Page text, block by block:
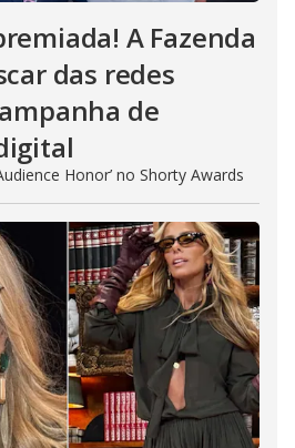
A Fazenda
das redes
de
Honor’ no Shorty Awards